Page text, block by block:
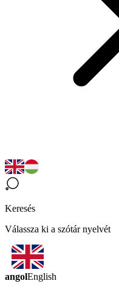
Keresés
Válassza ki a szótár nyelvét
angolEnglish